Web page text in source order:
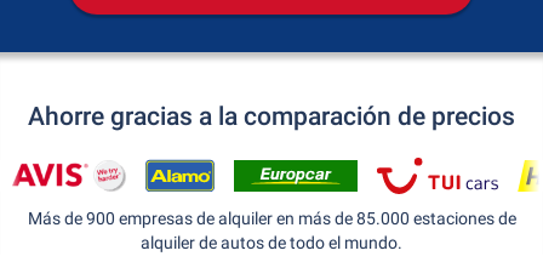
Ahorre gracias a la comparación de precios
Más de 900 empresas de alquiler en más de 85.000 estaciones de
alquiler de autos de todo el mundo.